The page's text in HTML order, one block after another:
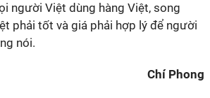
người Việt dùng hàng Việt, song
phải tốt và giá phải hợp lý để người
nói.
Chí Phong